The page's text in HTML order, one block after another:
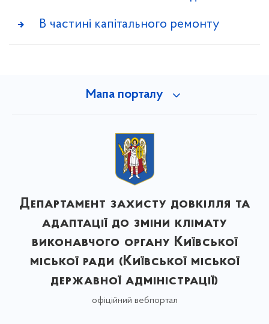
В частині капітального ремонту
Мапа порталу
Департамент захисту довкілля та
адаптації до зміни клімату
виконавчого органу Київської
міської ради (Київської міської
державної адміністрації)
офіційний вебпортал